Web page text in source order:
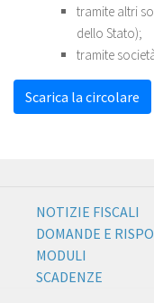
tramite altri
dello Stato);
tramite
Scarica la circolare
NOTIZIE FISCALI
DOMANDE E
MODULI
SCADENZE